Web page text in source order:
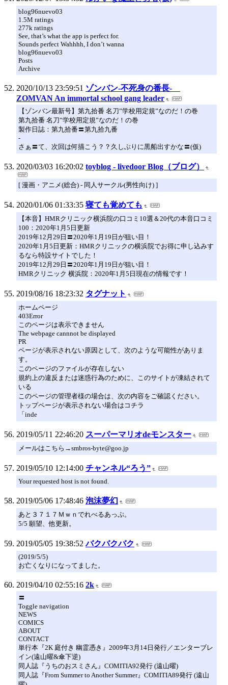
blog96nuevo03
1.5M ratings
277k ratings
See, that’s what the app is perfect for.
Sounds perfect Wahhhh, I don’t wanna
blog96nuevo03
Posts
Archive
2020/10/13 23:59:51 ゾンバン-不死身の番長-
ZOMVAN An immortal school gang leader
【ゾンバン最新号】第九拾番 名刀”学校用定規”なのだ！の巻
第九拾番 名刀”学校用定規”なのだ！の巻
製作日誌：第九拾番〓第九拾九番
-
さぁ〓て、次回は何描こう？？久しぶりに黒船出すかな〓(仮)
2020/03/03 16:20:02 toyblog - livedoor Blog（ブログ）
[ 漫画・アニメ(総合) - 同人サークル(男性向け) ]
2020/01/06 01:33:35 寝ても覚めても
【本音】HMRクリニック横浜院の口コミ10選＆20代の本音口コミ
100：2020年1月5日更新
2019年12月29日〓2020年1月19日が狙い目！
2020年1月5日更新：HMRクリニックの横浜院でお得に申し込みす
るなら特設サイトでした！
2019年12月29日〓2020年1月19日が狙い目！
HMRクリニック 横浜院：2020年1月5日現在の情報です！
2019/08/16 18:23:32 タグナット
ホームページ
403Error
このページは表示できません
The webpage cannnot be displayed
PR
ページが表示されない原因として、次のような可能性がありま
す。
このページのファイルが存在しない
規約上の違反または迷惑行為のために、このサイトが凍結されて
いる
このページの管理者様の場合は、次の内容をご確認ください。
トップページが表示されない場合はコチラ
「inde
2019/05/11 22:46:20 スーパーマリオdeモンスター
メールはこちら→smbros-byte@goo.jp
2019/05/10 12:14:00 チャンネル“ろう”
Your requested host is not found.
2019/05/06 17:48:46 泡沫夢幻
あと３７１７Ｍｗｎでれべるあっぷ。
5/5 願望、他更新。
2019/05/05 19:38:52 バクバクバク
(2019/5/5)
お亡くなりになってました。
2019/04/10 02:55:16 2k
〓
Toggle navigation
NEWS
COMICS
ABOUT
CONTACT
単行本『2K 庭付き 幽霊憑き』2009年3月14日発行／エンターブレ
イン(遠山曜&傘下逆)
同人誌『うちのおスミさん』COMITIA92発行 (遠山曜)
同人誌『From Summer to Another Summer』COMITIA89発行 (遠山